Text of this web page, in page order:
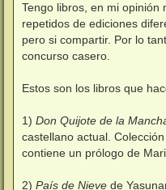
Tengo libros, en mi opinión
repetidos de ediciones
pero si compartir. Por lo
concurso casero.
Estos son los libros que
1) Don Quijote de la
castellano actual.
contiene un prólogo de
2) País de Nieve de